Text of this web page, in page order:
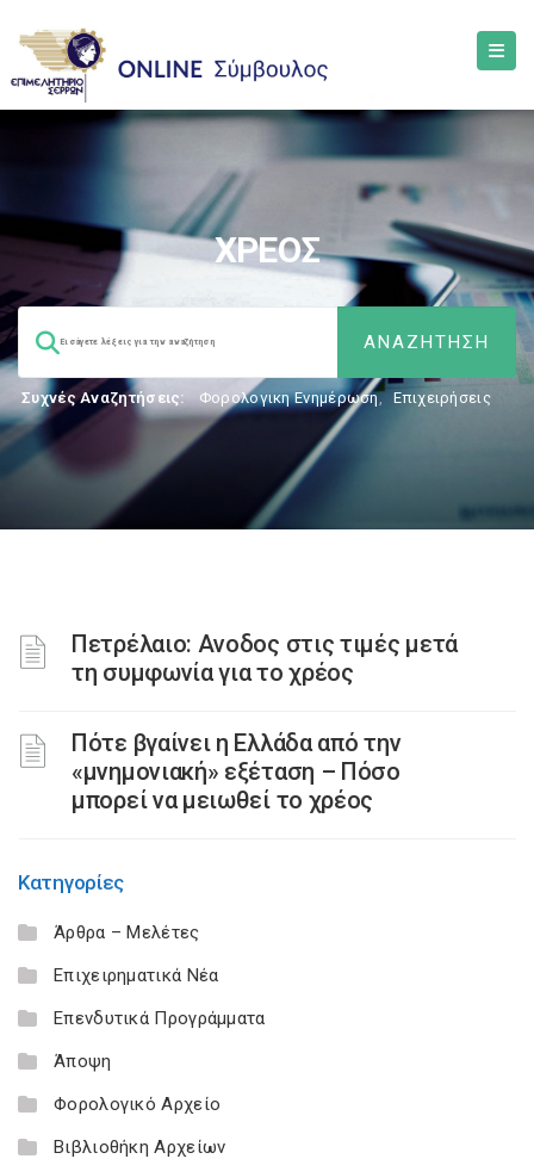
ΧΡΕΟΣ
Συχνές Αναζητήσεις: Φορολογικη Ενημέρωση, Επιχειρήσεις
Πετρέλαιο: Ανοδος στις τιμές μετά
τη συμφωνία για το χρέος
Πότε βγαίνει η Ελλάδα από την
«μνημονιακή» εξέταση – Πόσο
μπορεί να μειωθεί το χρέος
Κατηγορίες
Άρθρα – Μελέτες
Επιχειρηματικά Νέα
Επενδυτικά Προγράμματα
Άποψη
Φορολογικό Αρχείο
Βιβλιοθήκη Αρχείων